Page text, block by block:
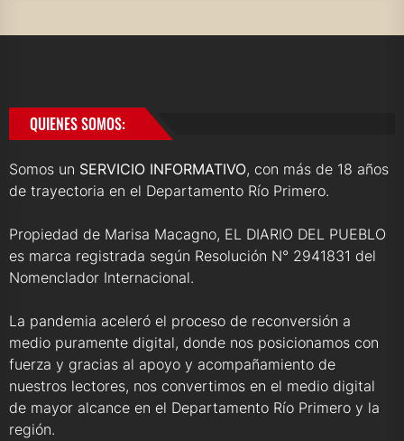
QUIENES SOMOS:
Somos un SERVICIO INFORMATIVO, con más de 18 años
de trayectoria en el Departamento Río Primero.
Propiedad de Marisa Macagno, EL DIARIO DEL PUEBLO
es marca registrada según Resolución N° 2941831 del
Nomenclador Internacional.
La pandemia aceleró el proceso de reconversión a
medio puramente digital, donde nos posicionamos con
fuerza y gracias al apoyo y acompañamiento de
nuestros lectores, nos convertimos en el medio digital
de mayor alcance en el Departamento Río Primero y la
región.